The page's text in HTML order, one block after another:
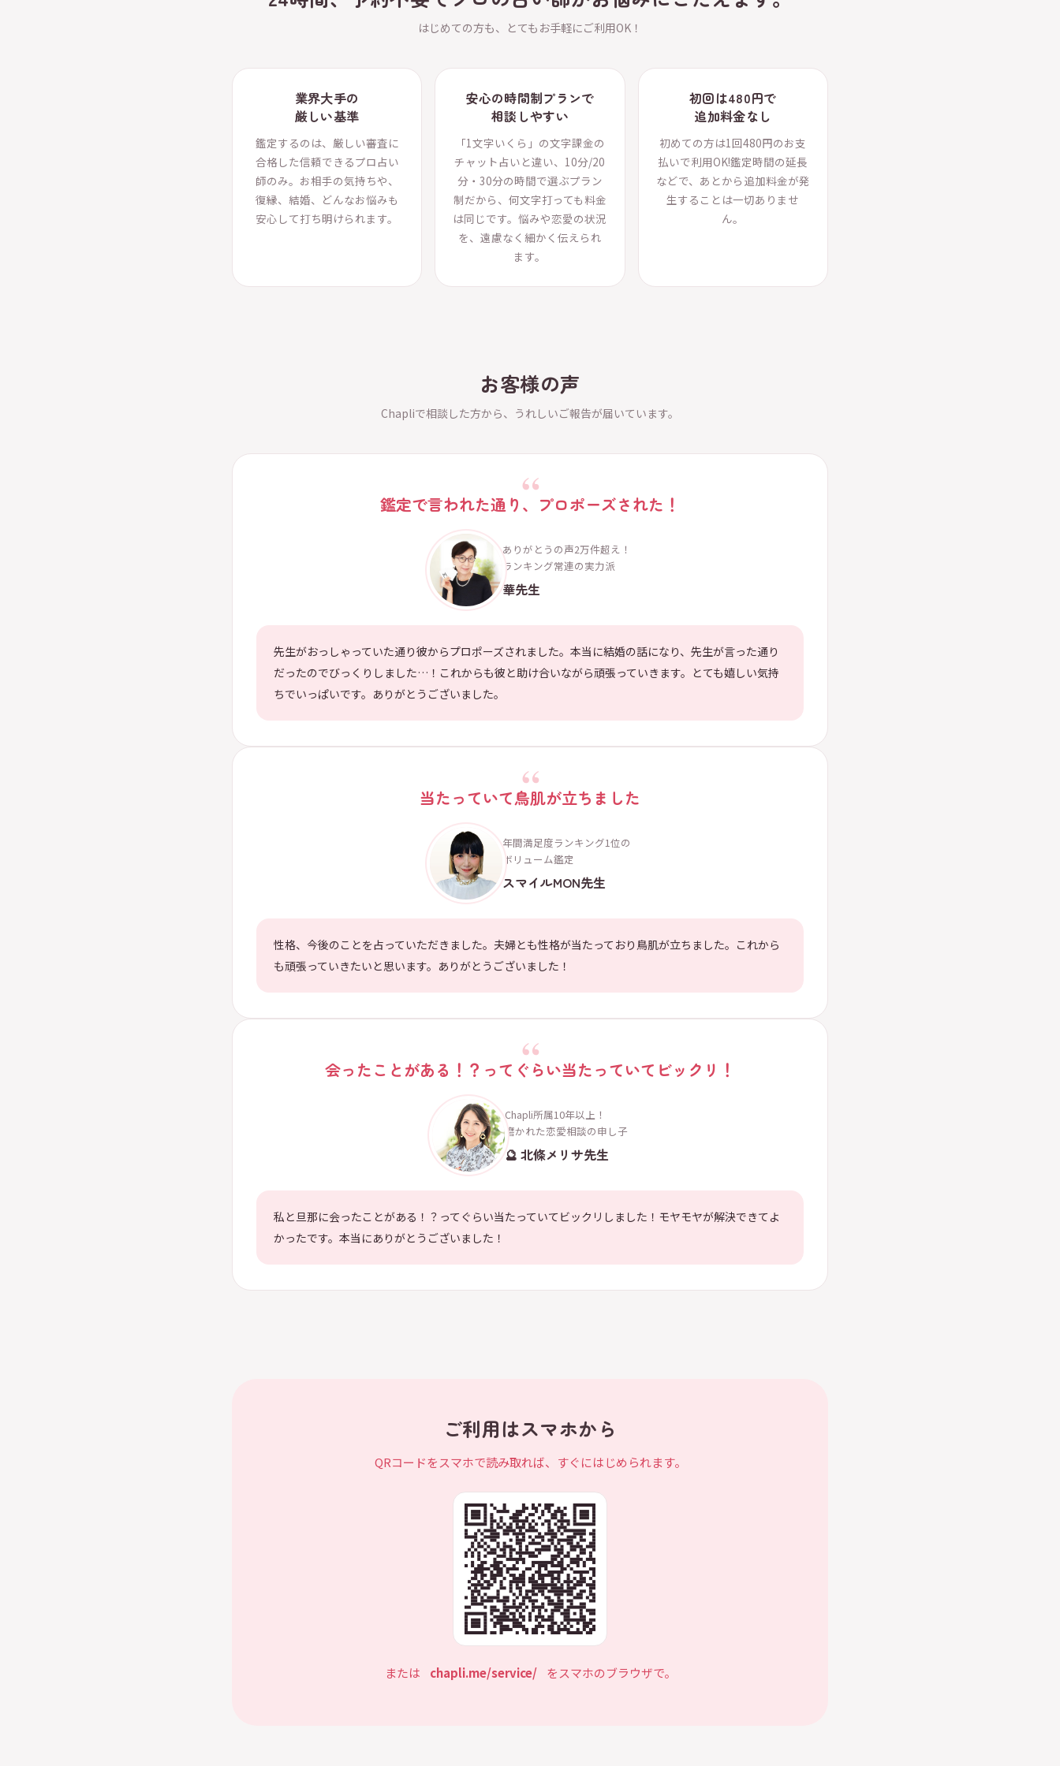
はじめての方も、とてもお手軽にご利用OK！
業界大手の
厳しい基準
鑑定するのは、厳しい審査に
合格した信頼できるプロ占い
師のみ。お相手の気持ちや、
復縁、結婚、どんなお悩みも
安心して打ち明けられます。
安心の時間制プランで
相談しやすい
「1文字いくら」の文字課金の
チャット占いと違い、10分/20
分・30分の時間で選ぶプラン
制だから、何文字打っても料金
は同じです。悩みや恋愛の状況
を、遠慮なく細かく伝えられ
ます。
初回は480円で
追加料金なし
初めての方は1回480円のお支
払いで利用OK!鑑定時間の延長
などで、あとから追加料金が発
生することは一切ありませ
ん。
お客様の声
Chapliで相談した方から、うれしいご報告が届いています。
鑑定で言われた通り、プロポーズされた！
ありがとうの声2万件超え！
ランキング常連の実力派
華先生
先生がおっしゃっていた通り彼からプロポーズされました。本当に結婚の話になり、先生が言った通り
だったのでびっくりしました…！これからも彼と助け合いながら頑張っていきます。とても嬉しい気持
ちでいっぱいです。ありがとうございました。
当たっていて鳥肌が立ちました
年間満足度ランキング1位の
ボリューム鑑定
スマイルMON先生
性格、今後のことを占っていただきました。夫婦とも性格が当たっており鳥肌が立ちました。これから
も頑張っていきたいと思います。ありがとうございました！
会ったことがある！？ってぐらい当たっていてビックリ！
Chapli所属10年以上！
磨かれた恋愛相談の申し子
🔮 北條メリサ先生
私と旦那に会ったことがある！？ってぐらい当たっていてビックリしました！モヤモヤが解決できてよ
かったです。本当にありがとうございました！
ご利用はスマホから
QRコードをスマホで読み取れば、すぐにはじめられます。
または chapli.me/service/ をスマホのブラウザで。